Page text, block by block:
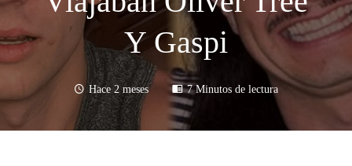
Y Gaspi
Hace 2 meses 7 Minutos de lectura